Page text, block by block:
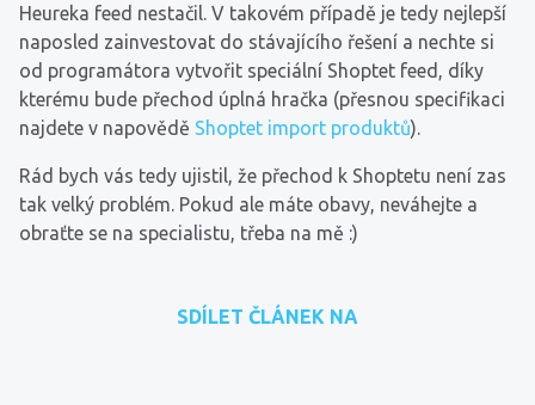
Heureka feed nestačil. V takovém případě je tedy nejlepší
naposled zainvestovat do stávajícího řešení a nechte si
od programátora vytvořit speciální Shoptet feed, díky
kterému bude přechod úplná hračka (přesnou specifikaci
najdete v napovědě Shoptet import produktů).
Rád bych vás tedy ujistil, že přechod k Shoptetu není zas
tak velký problém. Pokud ale máte obavy, neváhejte a
obraťte se na specialistu, třeba na mě :)
SDÍLET ČLÁNEK NA